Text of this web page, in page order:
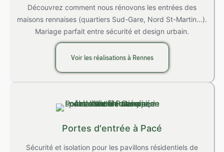
Découvrez comment nous rénovons les entrées des
maisons rennaises (quartiers Sud-Gare, Nord St-Martin...).
Mariage parfait entre sécurité et design urbain.
Voir les réalisations à Rennes
Portes d'entrée à Pacé
Sécurité et isolation pour les pavillons résidentiels de